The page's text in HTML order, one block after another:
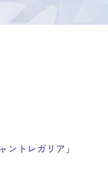
ントレガリア」